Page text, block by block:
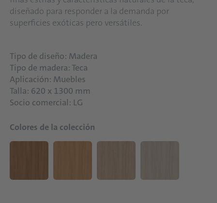
diseñado para responder a la demanda por
superficies exóticas pero versátiles.
Tipo de diseño: Madera
Tipo de madera: Teca
Aplicación: Muebles
Talla: 620 x 1300 mm
Socio comercial: LG
Colores de la colección